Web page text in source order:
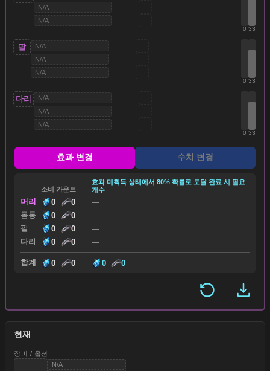
N/A
N/A
0 33
팔
N/A
N/A
N/A
0 33
다리
N/A
N/A
N/A
0 33
효과 변경 수치 변경
소비 카운트
효과 미획득 상태에서 80% 확률로 도달 완료 시 필요
개수
머리 0 0
—
몸통
0 0
—
팔
0 0
—
다리
0 0 —
합계 0 0 0 0
현재
장비 / 옵션
N/A